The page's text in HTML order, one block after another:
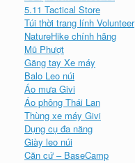
5.11 Tactical Store
Túi thời trang lính Volunteer
NatureHike chính hãng
Mũ Phượt
Găng tay Xe máy
Balo Leo núi
Áo mưa Givi
Áo phông Thái Lan
Thùng xe máy Givi
Dụng cụ đa năng
Giày leo núi
Căn cứ – BaseCamp